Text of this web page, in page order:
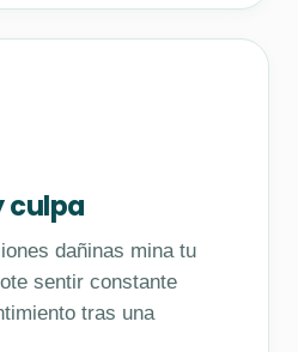
culpa
dañinas mina tu
sentir constante
tras una